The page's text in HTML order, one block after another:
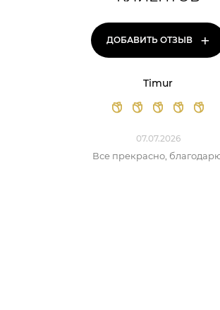
ДОБАВИТЬ ОТЗЫВ +
Timur
07.07.2026
Все прекрасно,